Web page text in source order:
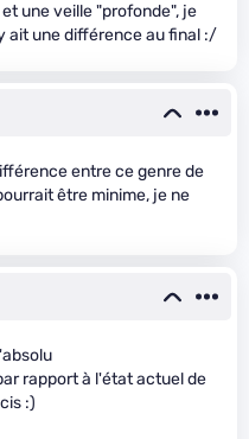
une veille "profonde", je
ait une différence au final :/
entre ce genre de
être minime, je ne
rapport à l'état actuel de
:)